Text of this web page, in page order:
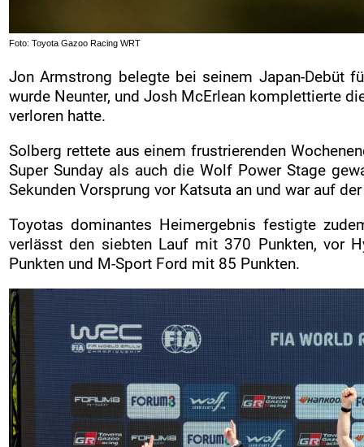
Foto: Toyota Gazoo Racing WRT
Jon Armstrong belegte bei seinem Japan-Debüt
wurde Neunter, und Josh McErlean komplettierte
verloren hatte.
Solberg rettete aus einem frustrierenden
Super Sunday als auch die Wolf Power Stage
Sekunden Vorsprung vor Katsuta an und war auf
Toyotas dominantes Heimergebnis festigte
verlässt den siebten Lauf mit 370 Punkten, vor
Punkten und M-Sport Ford mit 85 Punkten.